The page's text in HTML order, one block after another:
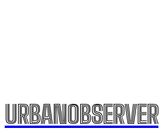
URBANOBSERVER